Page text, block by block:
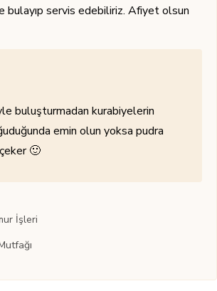
bulayıp servis edebiliriz. Afiyet olsun
buluşturmadan kurabiyelerin
emin olun yoksa pudra
🙂
İşleri